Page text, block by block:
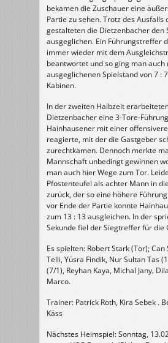
TG
(7:7)
bekamen die Zuschauer eine
Partie zu sehen. Trotz des Ausfalls
gestalteten die Dietzenbacher den
ausgeglichen. Ein Führungstreffer
immer wieder mit dem
beantwortet und so ging man auch
ausgeglichenen Spielstand von 7 :
Kabinen.
In der zweiten Halbzeit
Dietzenbacher eine 3-Tore-
Hainhausener mit einer
reagierte, mit der die Gastgeber
zurechtkamen. Dennoch merkte
Mannschaft unbedingt gewinnen
man auch hier Wege zum Tor.
Pfostenteufel als achter Mann in
zurück, der so eine höhere
vor Ende der Partie konnte
zum 13 : 13 ausgleichen. In der
Sekunde fiel der Siegtreffer für die
Es spielten: Robert Stark (Tor); Can
Telli, Yüsra Findik, Nur Sultan Tas
(7/1), Reyhan Kaya, Michal Jany‚
Marco.
Trainer: Patrick Roth, Kira Sebek .
Käss
Nächstes Heimspiel: Sonntag,